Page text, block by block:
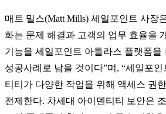
매트 밀스(Matt Mills) 세일포인트 사장
화는 문제 해결과 고객의 업무 효율을
기능을 세일포인트 아틀라스 플랫폼을
성공사례로 남을 것이다”며, “세일포인
티티가 다양한 작업을 위해 액세스 권
전제한다. 차세대 아이덴티티 보안은